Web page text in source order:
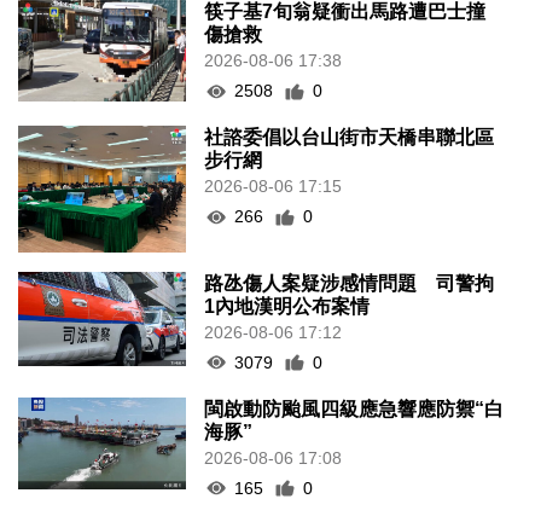
筷子基7旬翁疑衝出馬路遭巴士撞
傷搶救
2026-08-06 17:38
2508
0
社諮委倡以台山街市天橋串聯北區
步行網
2026-08-06 17:15
266
0
路氹傷人案疑涉感情問題 司警拘
1內地漢明公布案情
2026-08-06 17:12
3079
0
閩啟動防颱風四級應急響應防禦“白
海豚”
2026-08-06 17:08
165
0